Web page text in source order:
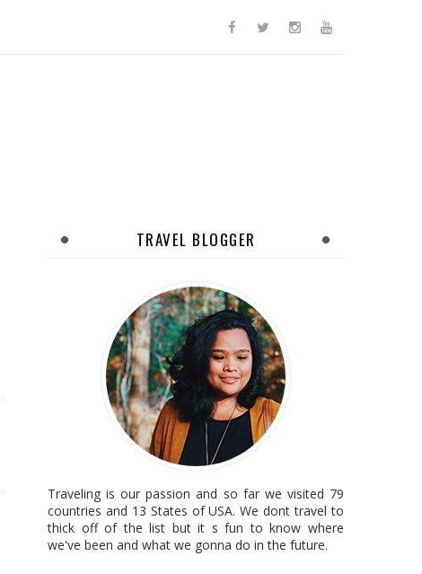
TRAVEL BLOGGER
Traveling is our passion and so far we visited 79
countries and 13 States of USA. We dont travel to
thick off of the list but it s fun to know where
we've been and what we gonna do in the future.